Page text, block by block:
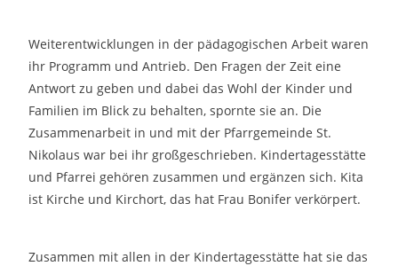
Weiterentwicklungen in der pädagogischen Arbeit waren
ihr Programm und Antrieb. Den Fragen der Zeit eine
Antwort zu geben und dabei das Wohl der Kinder und
Familien im Blick zu behalten, spornte sie an. Die
Zusammenarbeit in und mit der Pfarrgemeinde St.
Nikolaus war bei ihr großgeschrieben. Kindertagesstätte
und Pfarrei gehören zusammen und ergänzen sich. Kita
ist Kirche und Kirchort, das hat Frau Bonifer verkörpert.
Zusammen mit allen in der Kindertagesstätte hat sie das